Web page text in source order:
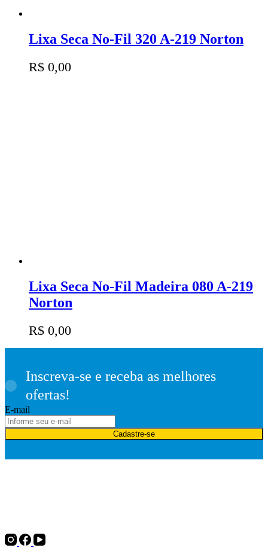
Lixa Seca No-Fil 320 A-219 Norton
R$ 0,00
Lixa Seca No-Fil Madeira 080 A-219
Norton
R$ 0,00
Inscreva-se e receba as melhores
ofertas!
E-mail
Cadastre-se